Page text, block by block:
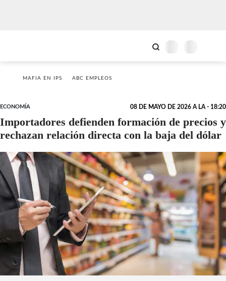
MAFIA EN IPS ABC EMPLEOS
ECONOMÍA 08 DE MAYO DE 2026 A LA - 18:20
Importadores defienden formación de precios y
rechazan relación directa con la baja del dólar